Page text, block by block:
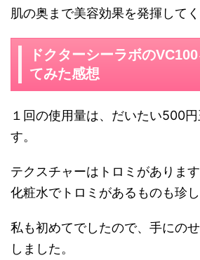
肌の奥まで美容効果を発揮してく
ドクターシーラボの
てみた感想
１回の使用量は、だいたい500
す。
テクスチャーはトロミがあります
化粧水でトロミがあるものも珍し
私も初めてでしたので、手にの
しました。